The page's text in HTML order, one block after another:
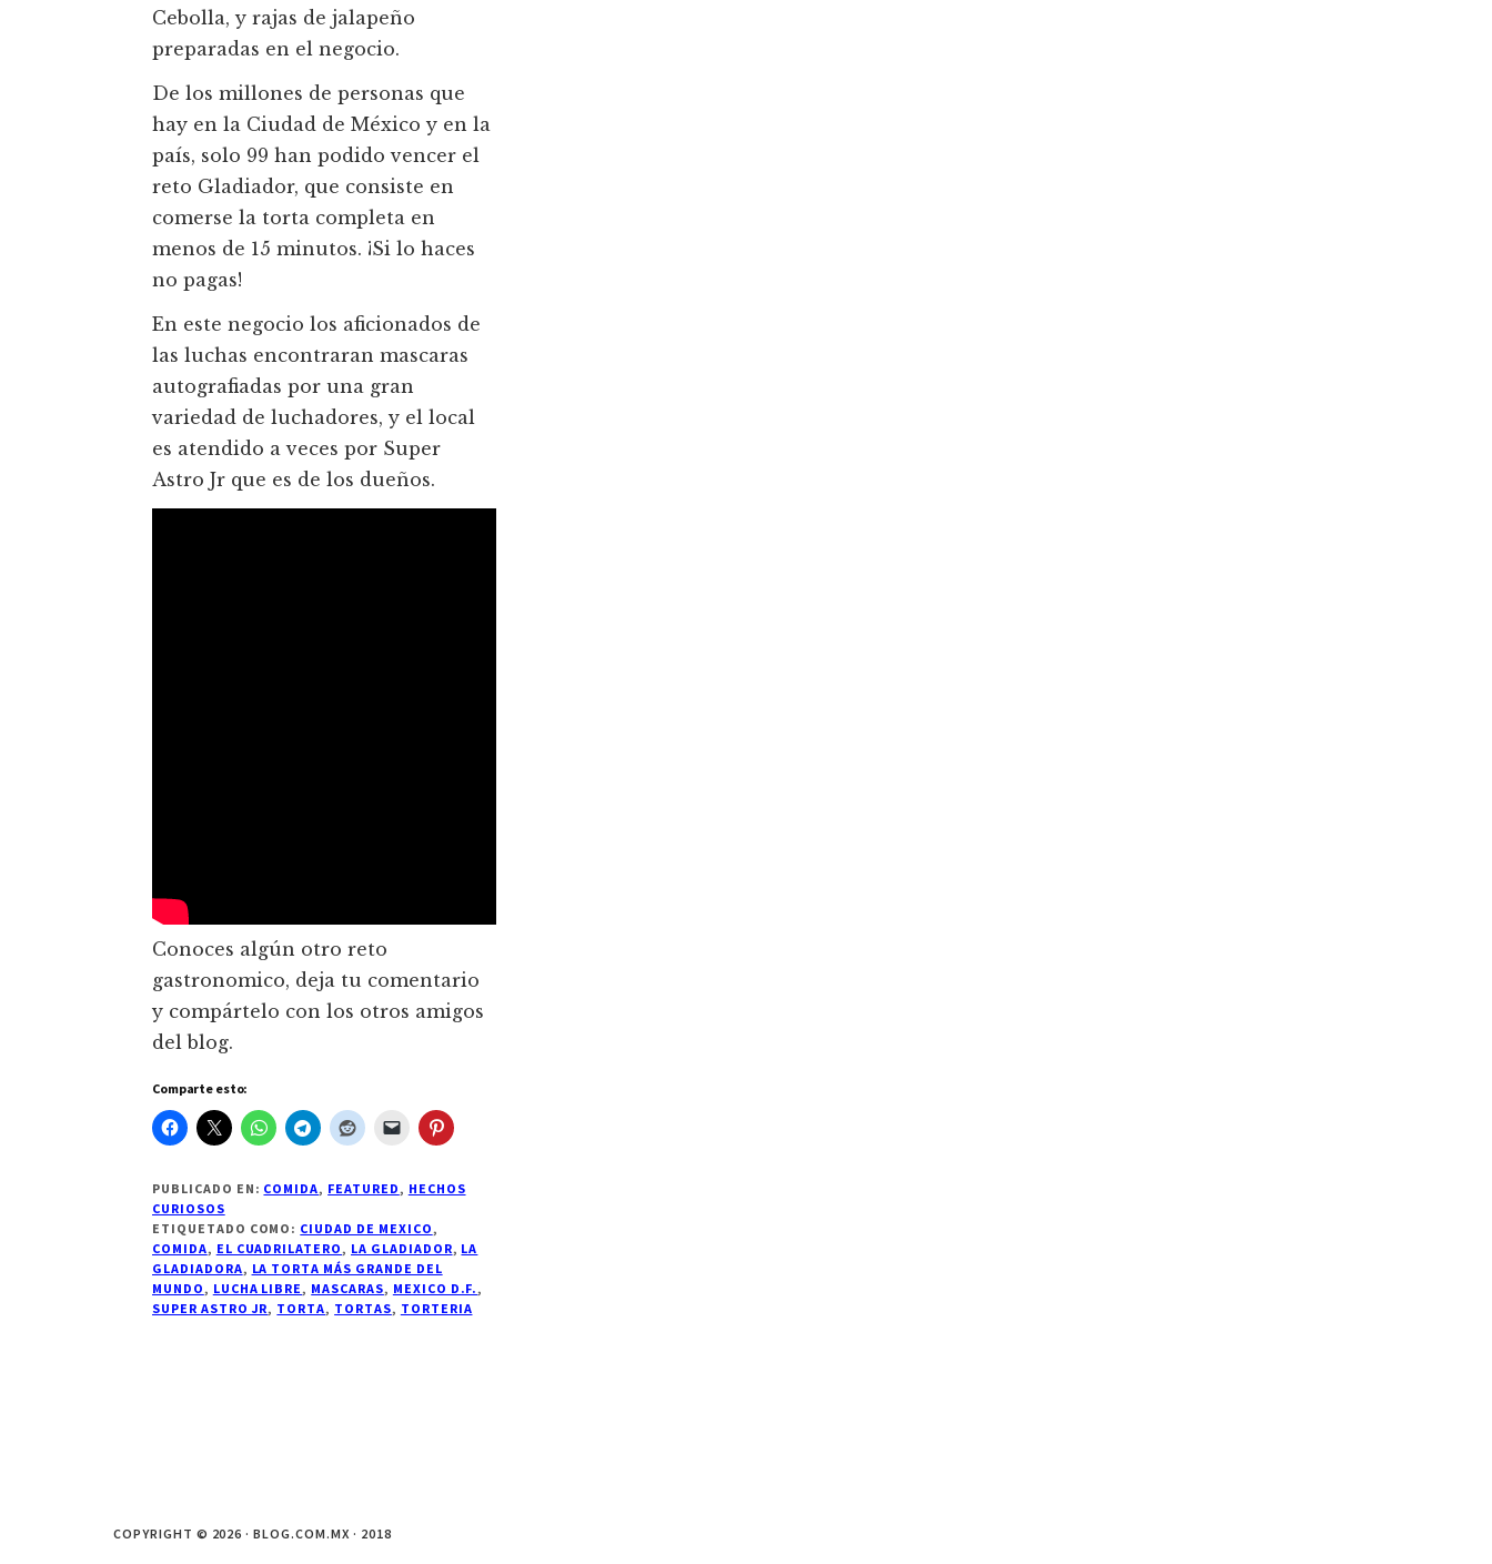
Cebolla, y rajas de jalapeño
preparadas en el negocio.
De los millones de personas que
hay en la Ciudad de México y en la
país, solo 99 han podido vencer el
reto Gladiador, que consiste en
comerse la torta completa en
menos de 15 minutos. ¡Si lo haces
no pagas!
En este negocio los aficionados de
las luchas encontraran mascaras
autografiadas por una gran
variedad de luchadores, y el local
es atendido a veces por Super
Astro Jr que es de los dueños.
Conoces algún otro reto
gastronomico, deja tu comentario
y compártelo con los otros amigos
del blog.
Comparte esto:
PUBLICADO EN: COMIDA, FEATURED, HECHOS
CURIOSOS
ETIQUETADO COMO: CIUDAD DE MEXICO,
COMIDA, EL CUADRILATERO, LA GLADIADOR, LA
GLADIADORA, LA TORTA MÁS GRANDE DEL
MUNDO, LUCHA LIBRE, MASCARAS, MEXICO D.F.,
SUPER ASTRO JR, TORTA, TORTAS, TORTERIA
COPYRIGHT © 2026 · BLOG.COM.MX · 2018